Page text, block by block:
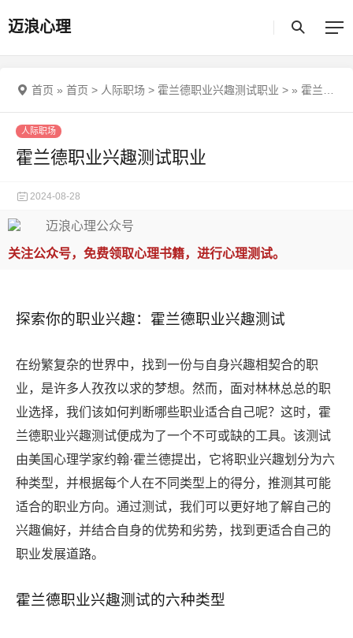
迈浪心理
首页 » 首页 > 人际职场 > 霍兰德职业兴趣测试职业 > » 霍兰德职业兴趣测试职业
人际职场
霍兰德职业兴趣测试职业
2024-08-28
关注公众号，免费领取心理书籍，进行心理测试。
探索你的职业兴趣：霍兰德职业兴趣测试
在纷繁复杂的世界中，找到一份与自身兴趣相契合的职
业，是许多人孜孜以求的梦想。然而，面对林林总总的职
业选择，我们该如何判断哪些职业适合自己呢？这时，霍
兰德职业兴趣测试便成为了一个不可或缺的工具。该测试
由美国心理学家约翰·霍兰德提出，它将职业兴趣划分为六
种类型，并根据每个人在不同类型上的得分，推测其可能
适合的职业方向。通过测试，我们可以更好地了解自己的
兴趣偏好，并结合自身的优势和劣势，找到更适合自己的
职业发展道路。
霍兰德职业兴趣测试的六种类型